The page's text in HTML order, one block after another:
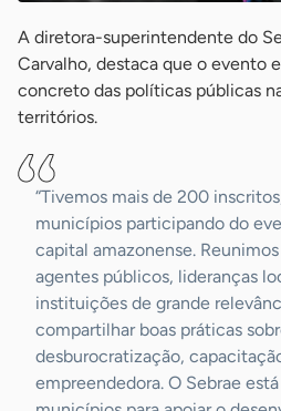
A diretora-superintendente do
Carvalho, destaca que o evento
concreto das políticas públicas
territórios.
“Tivemos mais de 200
municípios participando do
capital amazonense.
agentes públicos, lideranças
instituições de grande
compartilhar boas práticas
desburocratização,
empreendedora. O Sebrae